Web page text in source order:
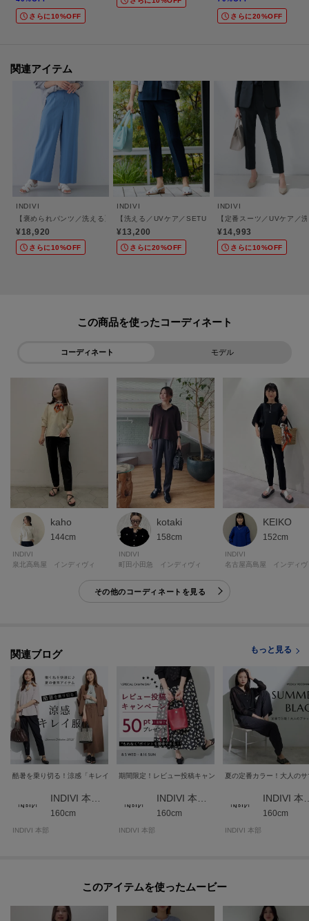
クリックして簡単に追加できます！
＜おすすめPOINT＞
お得な情報をGETできます！！
POINT．1
再入荷通知や、値下げ情報・在庫状況をメルマガにてお知らせ♪
POINT．2
自分だけのお買い物リストがつくれる♪
-・-・-・-・-・-・-・-・-・-・-・-・-・-・-・-・-・-・-・-・-・-
が異なる場合もございます。
モデル情報：身長167cm B78 W61 H87 着用サイズ：38(M)
さらに10%OFF さらに20%OFF
関連アイテム
INDIVI
【褒められパンツ／洗える】ウエストゴムワイドタックパンツ
¥18,920
さらに10%OFF
INDIVI
【洗える／UVケア／SETUP可】着る日傘テーパードパ
¥13,200
さらに20%OFF
INDIVI
【定番スーツ／UVケア／
¥14,993
さらに10%OFF
この商品を使った
コーディネート モデル
kaho
144cm
INDIVI
泉北高島屋 インディヴィ
kotaki
158cm
INDIVI
町田小田急 インディヴィ
KEIKO
152cm
INDIVI
名古屋高島屋 インディヴ
その他のコーディネートを見る
関連ブログ もっと見る
酷暑を乗り切る！涼感「キレイ服」
160cm
INDIVI 本部
期間限定！レビュー投稿キャンペーン★
160cm
INDIVI 本部
夏の定番カラー！大人の
160cm
INDIVI 本部
このアイテムを使ったムービー